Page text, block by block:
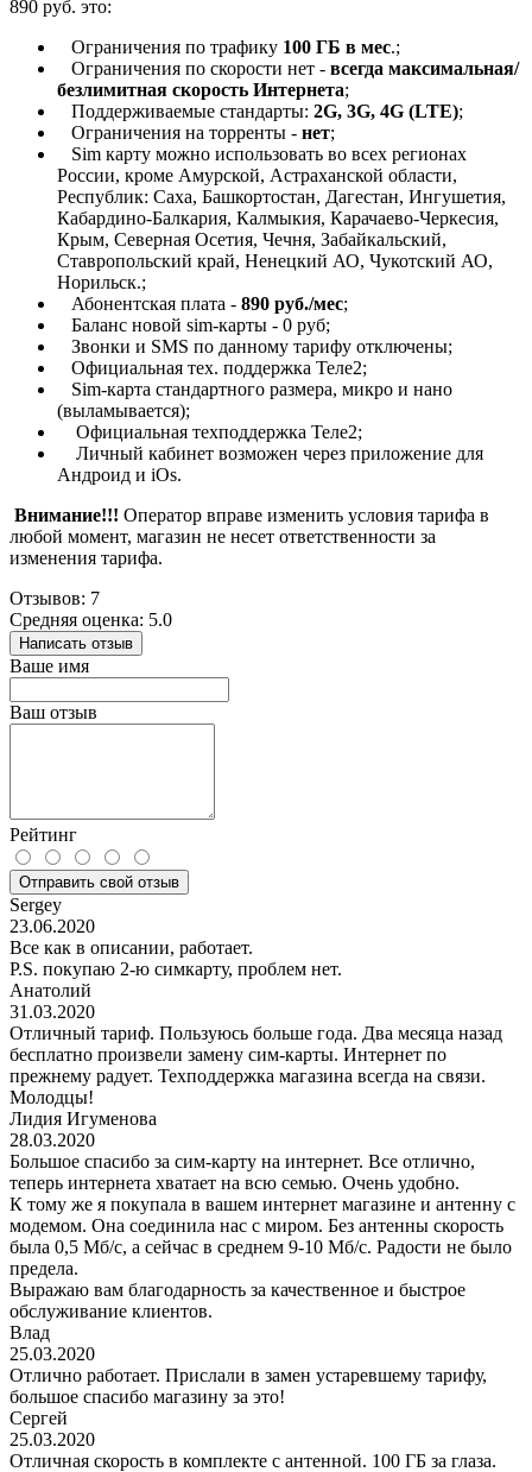
890 руб. это:
Ограничения по трафику 100 ГБ в мес.;
Ограничения по скорости нет - всегда максимальная/
безлимитная скорость Интернета;
Поддерживаемые стандарты: 2G, 3G, 4G (LTE);
Ограничения на торренты - нет;
Sim карту можно использовать во всех регионах
России, кроме Амурской, Астраханской области,
Республик: Саха, Башкортостан, Дагестан, Ингушетия,
Кабардино-Балкария, Калмыкия, Карачаево-Черкесия,
Крым, Северная Осетия, Чечня, Забайкальский,
Ставропольский край, Ненецкий АО, Чукотский АО,
Норильск.;
Абонентская плата - 890 руб./мес;
Баланс новой sim-карты - 0 руб;
Звонки и SMS по данному тарифу отключены;
Официальная тех. поддержка Теле2;
Sim-карта стандартного размера, микро и нано
(выламывается);
Официальная техподдержка Теле2;
Личный кабинет возможен через приложение для
Андроид и iOs.
Внимание!!! Оператор вправе изменить условия тарифа в
любой момент, магазин не несет ответственности за
изменения тарифа.
Отзывов: 7
Средняя оценка: 5.0
Написать отзыв
Ваше имя
Ваш отзыв
Рейтинг
Отправить свой отзыв
Sergey
23.06.2020
Все как в описании, работает.
P.S. покупаю 2-ю симкарту, проблем нет.
Анатолий
31.03.2020
Отличный тариф. Пользуюсь больше года. Два месяца назад
бесплатно произвели замену сим-карты. Интернет по
прежнему радует. Техподдержка магазина всегда на связи.
Молодцы!
Лидия Игуменова
28.03.2020
Большое спасибо за сим-карту на интернет. Все отлично,
теперь интернета хватает на всю семью. Очень удобно.
К тому же я покупала в вашем интернет магазине и антенну с
модемом. Она соединила нас с миром. Без антенны скорость
была 0,5 Мб/с, а сейчас в среднем 9-10 Мб/с. Радости не было
предела.
Выражаю вам благодарность за качественное и быстрое
обслуживание клиентов.
Влад
25.03.2020
Отлично работает. Прислали в замен устаревшему тарифу,
большое спасибо магазину за это!
Сергей
25.03.2020
Отличная скорость в комплекте с антенной. 100 ГБ за глаза.